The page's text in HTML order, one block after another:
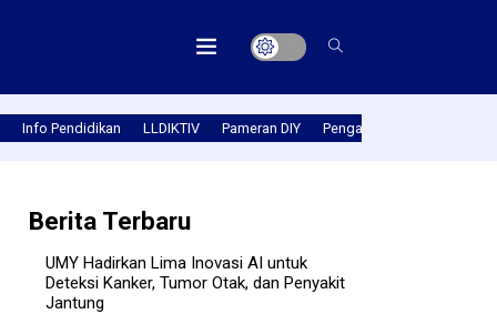
Info Pendidikan LLDIKTIV Pameran DIY Pengabmas
Berita Terbaru
UMY Hadirkan Lima Inovasi AI untuk
Deteksi Kanker, Tumor Otak, dan Penyakit
Jantung